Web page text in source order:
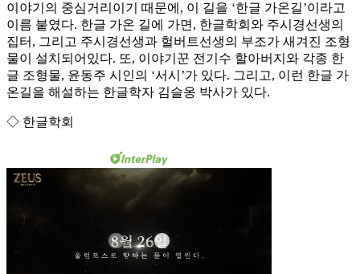
이야기의 중심거리이기 때문에, 이 길을 ‘한글 가온길’이라고
이름 붙였다. 한글 가온 길에 가면, 한글학회와 주시경선생의
집터, 그리고 주시경선생과 헐버트선생의 부조가 새겨진 조형
물이 설치되어있다. 또, 이야기꾼 전기수 할아버지와 각종 한
글 조형물, 윤동주 시인의 ‘서시’가 있다. 그리고, 이런 한글 가
온길을 해설하는 한글학자 김슬옹 박사가 있다.
◇ 한글학회